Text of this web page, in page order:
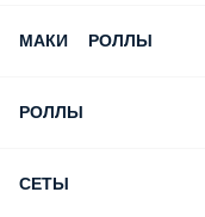
МАКИ РОЛЛЫ
РОЛЛЫ
СЕТЫ